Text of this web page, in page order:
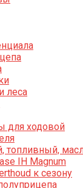
леса
для ходовой
топливный,
IH Magnum
к сезону